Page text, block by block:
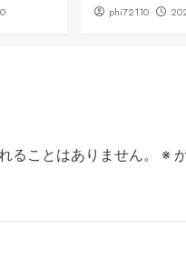
0 phi72110
ることはありません。 ※